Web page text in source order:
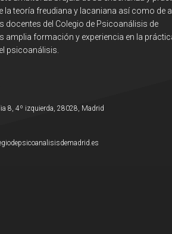
la teoría freudiana y lacaniana así como de
docentes del Colegio de Psicoanálisis de
amplia formación y experiencia en la
psicoanálisis.
8, 4º izquierda, 28028, Madrid